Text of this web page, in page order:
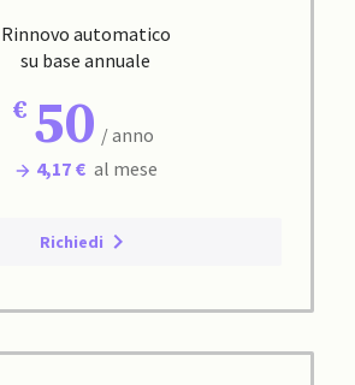
Rinnovo automatico
su base annuale
50 / anno
4,17 € al mese
Richiedi